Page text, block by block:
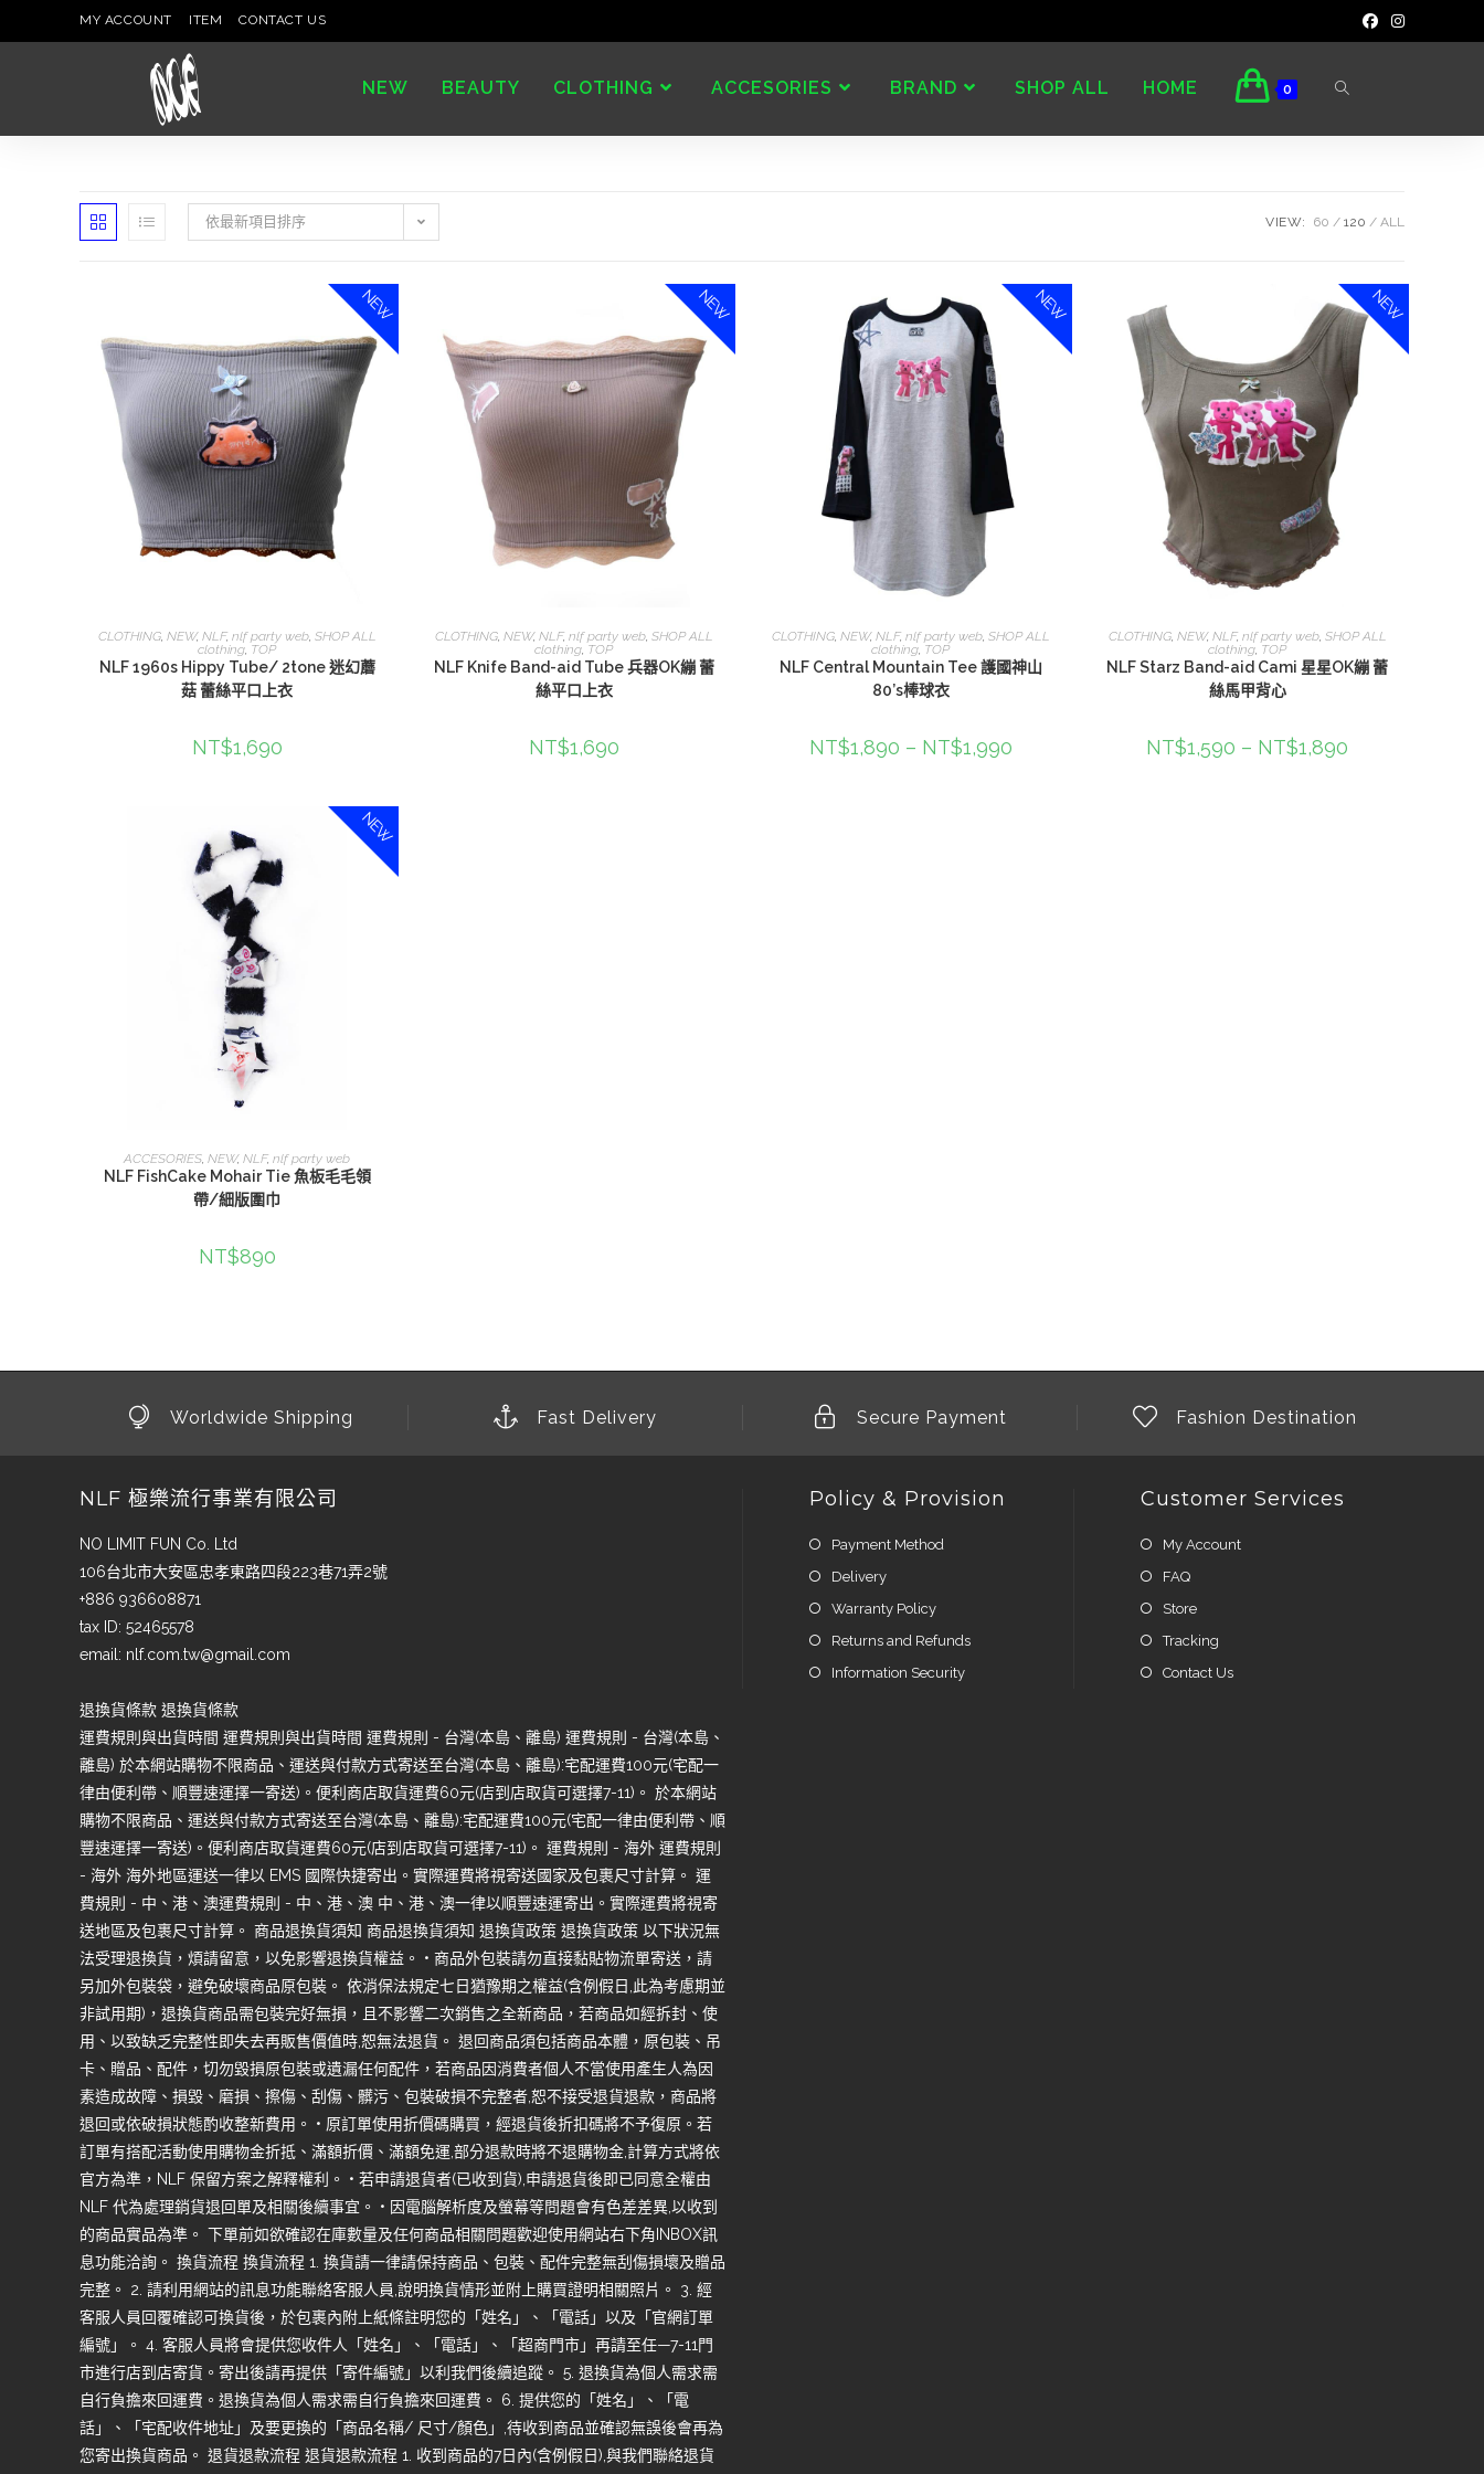
MY ACCOUNT ITEM CONTACT US
NEW BEAUTY CLOTHING ACCESORIES BRAND SHOP ALL HOME 0
依最新項目排序 VIEW: 60 120 ALL
NEW
選擇規格
CLOTHING, NEW, NLF, nlf party web, SHOP ALL
clothing TOP
NLF 1960s Hippy Tube/ 2tone 迷幻蘑
菇 蕾絲平口上衣
NT$1,690
NEW
選擇規格
CLOTHING, NEW, NLF, nlf party web, SHOP ALL
clothing TOP
NLF Knife Band-aid Tube 兵器OK繃 蕾
絲平口上衣
NT$1,690
NEW
選擇規格
CLOTHING, NEW, NLF, nlf party web, SHOP ALL
clothing TOP
NLF Central Mountain Tee 護國神山
80’s棒球衣
NT$1,890 – NT$1,990
NEW
選擇規格
CLOTHING, NEW, NLF, nlf party web, SHOP ALL
clothing TOP
NLF Starz Band-aid Cami 星星OK繃 蕾
絲馬甲背心
NT$1,590 – NT$1,890
NEW
選擇規格
ACCESORIES NEW, NLF, nlf party web
NLF FishCake Mohair Tie 魚板毛毛領
帶/細版圍巾
NT$890
Worldwide Shipping Fast Delivery Secure Payment Fashion Destination
NLF 極樂流行事業有限公司
NO LIMIT FUN Co. Ltd
106台北市大安區忠孝東路四段223巷71弄2號
+886 936608871
tax ID: 52465578
email: nlf.com.tw@gmail.com
退換貨條款 退換貨條款
運費規則與出貨時間 運費規則與出貨時間 運費規則 - 台灣(本島、離島) 運費規則 - 台灣(本島、
離島) 於本網站購物不限商品、運送與付款方式寄送至台灣(本島、離島):宅配運費100元(宅配一
律由便利帶、順豐速運擇一寄送)。便利商店取貨運費60元(店到店取貨可選擇7-11)。 於本網站
購物不限商品、運送與付款方式寄送至台灣(本島、離島):宅配運費100元(宅配一律由便利帶、順
豐速運擇一寄送)。便利商店取貨運費60元(店到店取貨可選擇7-11)。 運費規則 - 海外 運費規則
- 海外 海外地區運送一律以 EMS 國際快捷寄出。實際運費將視寄送國家及包裹尺寸計算。 運
費規則 - 中、港、澳運費規則 - 中、港、澳 中、港、澳一律以順豐速運寄出。實際運費將視寄
送地區及包裹尺寸計算。 商品退換貨須知 商品退換貨須知 退換貨政策 退換貨政策 以下狀況無
法受理退換貨，煩請留意，以免影響退換貨權益。 • 商品外包裝請勿直接黏貼物流單寄送，請
另加外包裝袋，避免破壞商品原包裝。 依消保法規定七日猶豫期之權益(含例假日,此為考慮期並
非試用期)，退換貨商品需包裝完好無損，且不影響二次銷售之全新商品，若商品如經拆封、使
用、以致缺乏完整性即失去再販售價值時,恕無法退貨。 退回商品須包括商品本體，原包裝、吊
卡、贈品、配件，切勿毀損原包裝或遺漏任何配件，若商品因消費者個人不當使用產生人為因
素造成故障、損毀、磨損、擦傷、刮傷、髒污、包裝破損不完整者,恕不接受退貨退款，商品將
退回或依破損狀態酌收整新費用。 • 原訂單使用折價碼購買，經退貨後折扣碼將不予復原。若
訂單有搭配活動使用購物金折抵、滿額折價、滿額免運,部分退款時將不退購物金,計算方式將依
官方為準，NLF 保留方案之解釋權利。 • 若申請退貨者(已收到貨),申請退貨後即已同意全權由
NLF 代為處理銷貨退回單及相關後續事宜。 • 因電腦解析度及螢幕等問題會有色差差異,以收到
的商品實品為準。 下單前如欲確認在庫數量及任何商品相關問題歡迎使用網站右下角INBOX訊
息功能洽詢。 換貨流程 換貨流程 1. 換貨請一律請保持商品、包裝、配件完整無刮傷損壞及贈品
完整。 2. 請利用網站的訊息功能聯絡客服人員,說明換貨情形並附上購買證明相關照片。 3. 經
客服人員回覆確認可換貨後，於包裹內附上紙條註明您的「姓名」、「電話」以及「官網訂單
編號」。 4. 客服人員將會提供您收件人「姓名」、「電話」、「超商門市」再請至任—7-11門
市進行店到店寄貨。寄出後請再提供「寄件編號」以利我們後續追蹤。 5. 退換貨為個人需求需
自行負擔來回運費。退換貨為個人需求需自行負擔來回運費。 6. 提供您的「姓名」、「電
話」、「宅配收件地址」及要更換的「商品名稱/ 尺寸/顏色」,待收到商品並確認無誤後會再為
您寄出換貨商品。 退貨退款流程 退貨退款流程 1. 收到商品的7日內(含例假日),與我們聯絡退貨
Policy & Provision
Payment Method
Delivery
Warranty Policy
Returns and Refunds
Information Security
Customer Services
My Account
FAQ
Store
Tracking
Contact Us